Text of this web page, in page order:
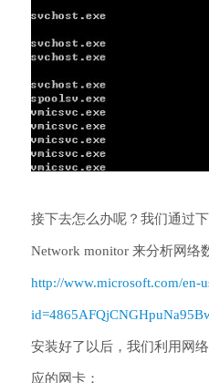
接下去怎么办呢？我们通过
Network monitor 来分析网络
http://www.microsoft.com/en-
id=4865
安装好了以后，我们利用网
应的网卡：